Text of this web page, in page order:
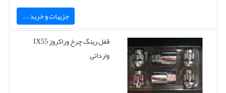
جزییات و خرید ...
قفل رینگ چرخ وراکروز IX55
وارداتی